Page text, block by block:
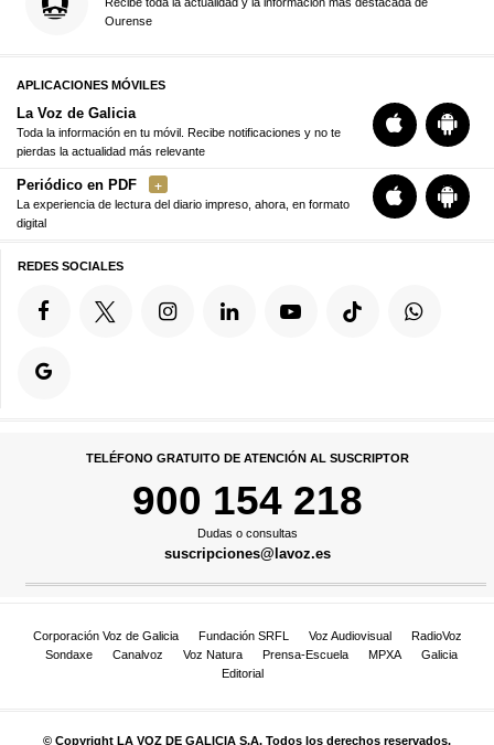
Ourense
APLICACIONES MÓVILES
La Voz de Galicia
Toda la información en tu móvil. Recibe notificaciones y no te
pierdas la actualidad más relevante
Periódico en PDF
La experiencia de lectura del diario impreso, ahora, en formato
digital
REDES SOCIALES
TELÉFONO GRATUITO DE ATENCIÓN AL SUSCRIPTOR
900 154 218
Dudas o consultas
suscripciones@lavoz.es
Corporación Voz de Galicia Fundación SRFL Voz Audiovisual
RadioVoz
Sondaxe
Canalvoz Voz Natura Prensa-Escuela MPXA
Galicia
Editorial
© Copyright LA VOZ DE GALICIA S.A. Todos los derechos reservados.